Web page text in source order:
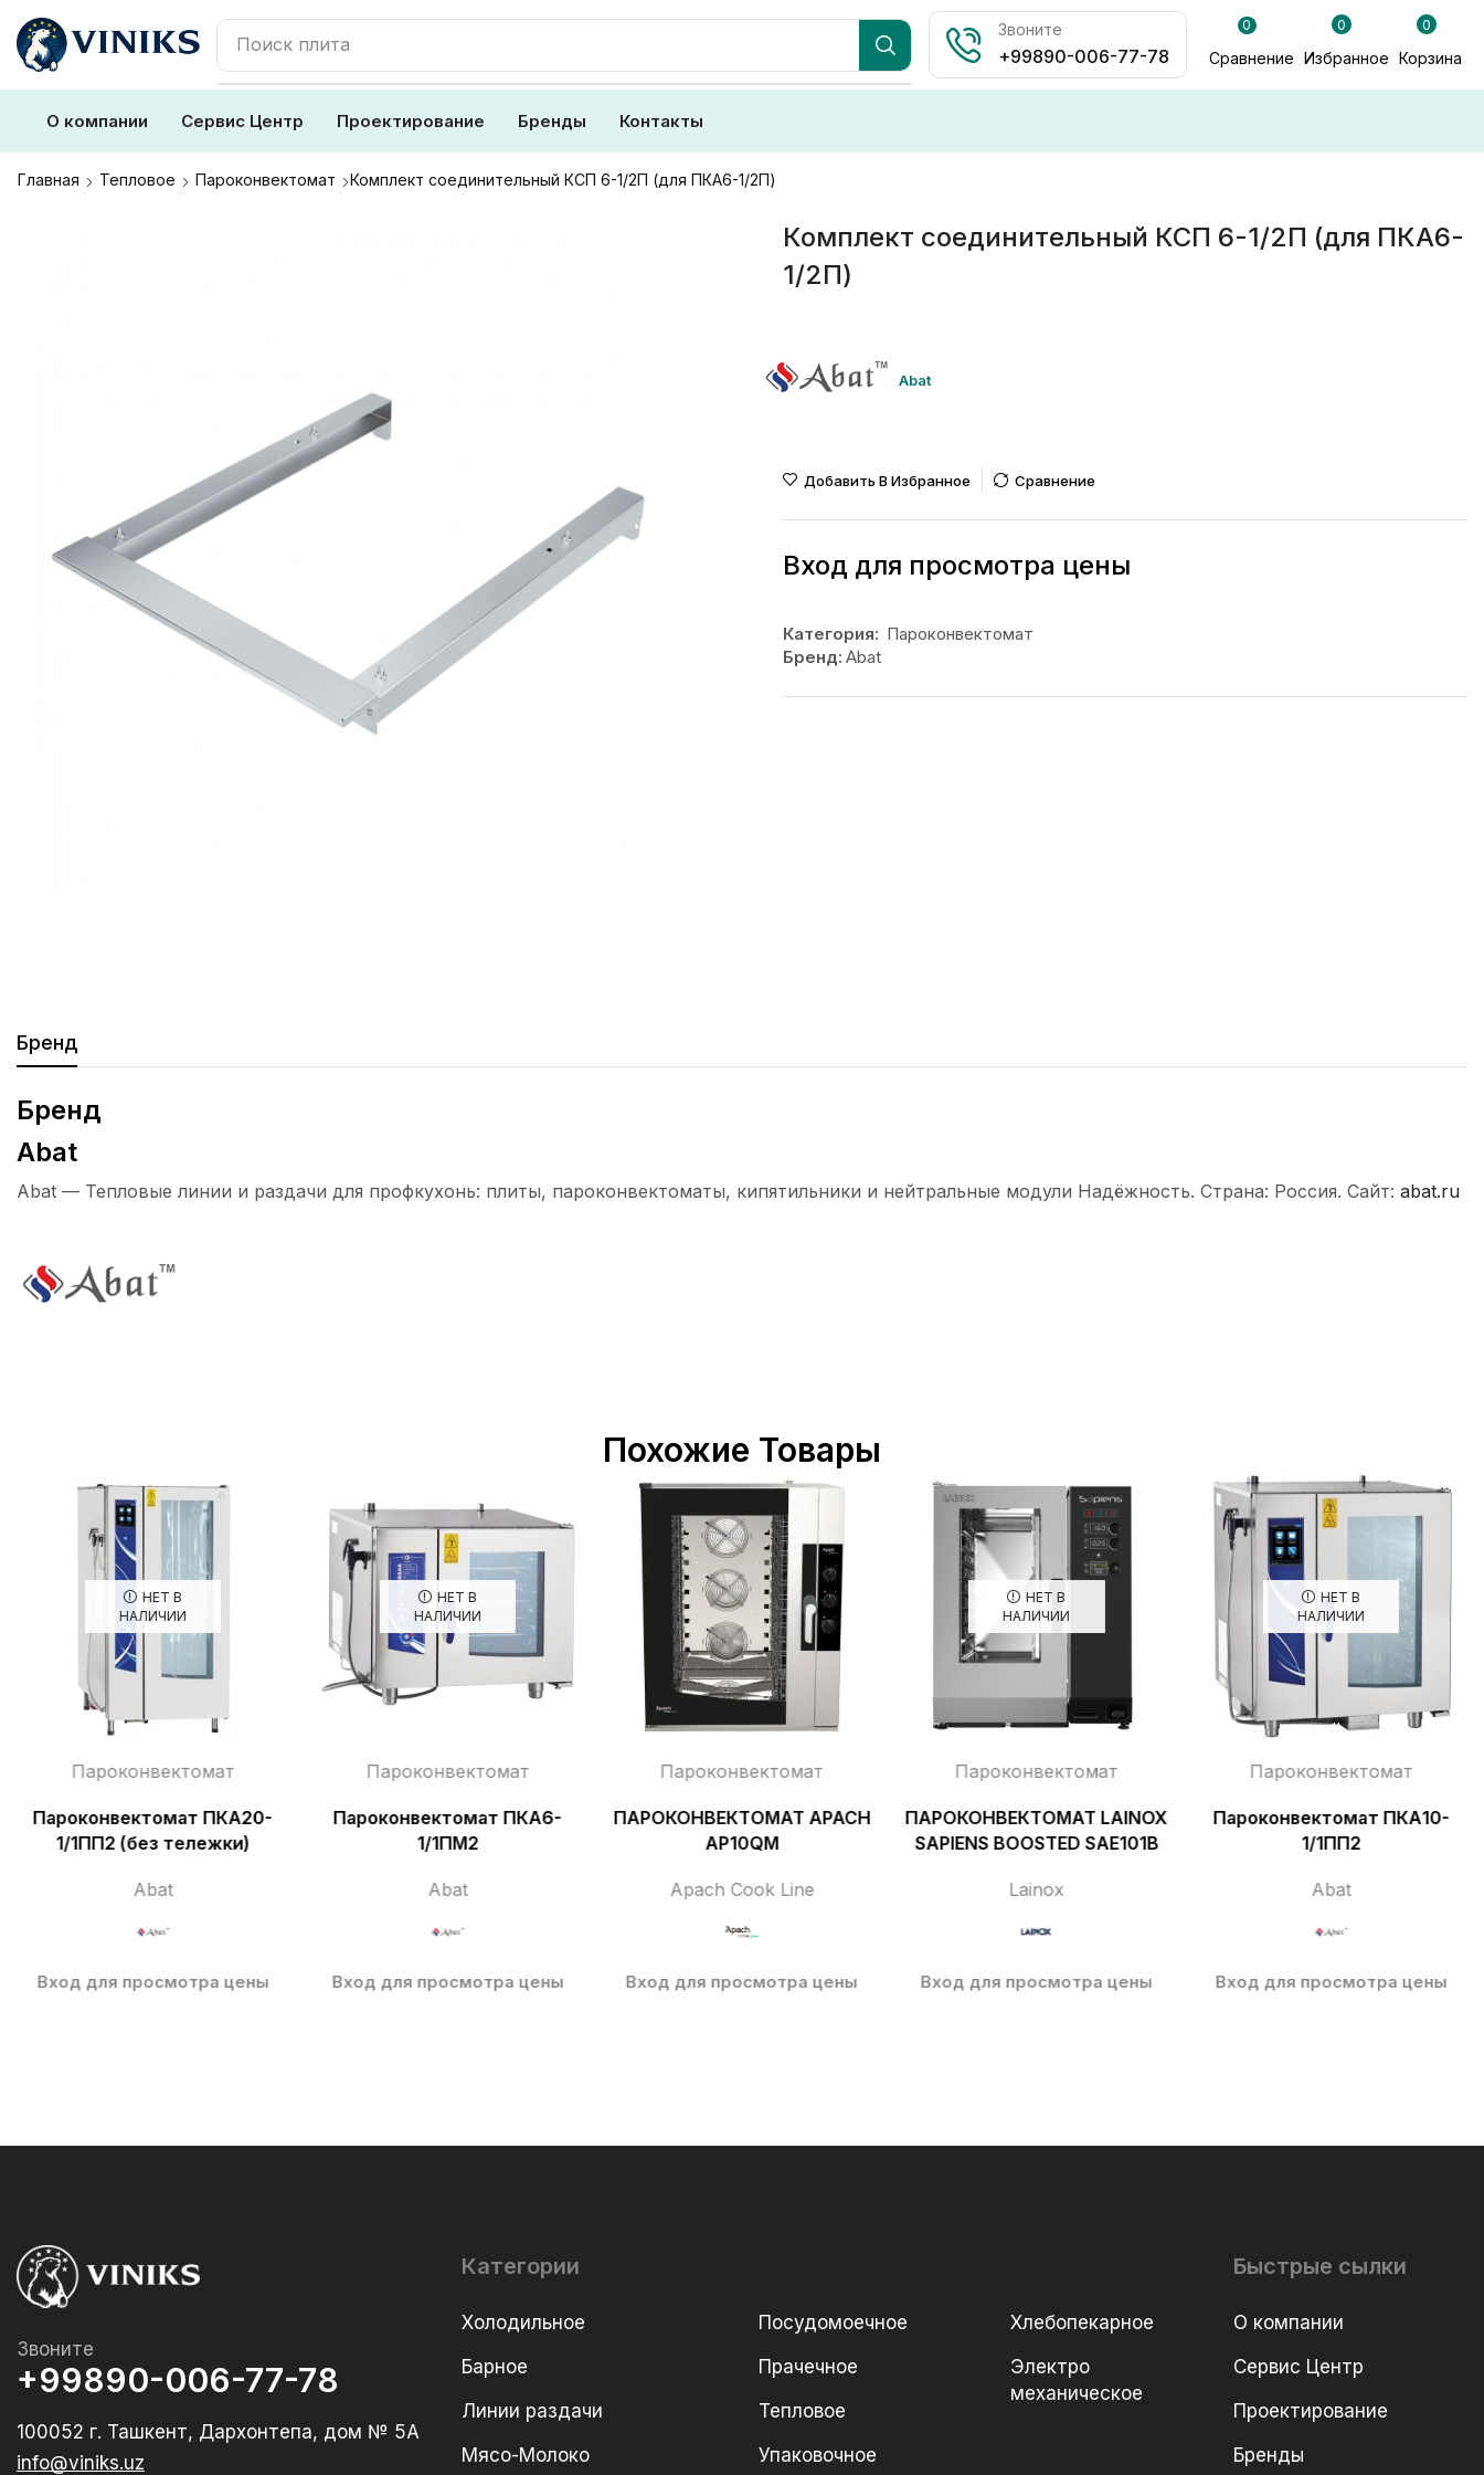
Поиск плита
Звоните
+99890-006-77-78
0
Сравнение
0
Избранное
0
Корзина
О компании Сервис Центр Проектирование Бренды Контакты
Главная Тепловое Пароконвектомат Комплект соединительный КСП 6-1/2П (для ПКА6-1/2П)
Комплект соединительный КСП 6-1/2П (для ПКА6-
1/2П)
Abat
Добавить В Избранное Сравнение
Вход для просмотра цены
Категория: Пароконвектомат
Бренд: Abat
Бренд
Бренд
Abat
Abat — Тепловые линии и раздачи для профкухонь: плиты, пароконвектоматы, кипятильники и нейтральные модули Надёжность. Страна: Россия. Сайт: abat.ru
Похожие Товары
НЕТ В
НАЛИЧИИ
Пароконвектомат
Пароконвектомат ПКА20-
1/1ПП2 (без тележки)
Abat
Вход для просмотра цены
НЕТ В
НАЛИЧИИ
Пароконвектомат
Пароконвектомат ПКА6-
1/1ПМ2
Abat
Вход для просмотра цены
Пароконвектомат
ПАРОКОНВЕКТОМАТ APACH
AP10QM
Apach Cook Line
Вход для просмотра цены
НЕТ В
НАЛИЧИИ
Пароконвектомат
ПАРОКОНВЕКТОМАТ LAINOX
SAPIENS BOOSTED SAE101B
Lainox
Вход для просмотра цены
НЕТ В
НАЛИЧИИ
Пароконвектомат
Пароконвектомат ПКА10-
1/1ПП2
Abat
Вход для просмотра цены
Звоните
+99890-006-77-78
100052 г. Ташкент, Дархонтепа, дом № 5А
info@viniks.uz
Категории
Холодильное
Барное
Линии раздачи
Мясо-Молоко
Посудомоечное
Прачечное
Тепловое
Упаковочное
Хлебопекарное
Электро
механическое
Быстрые сылки
О компании
Сервис Центр
Проектирование
Бренды